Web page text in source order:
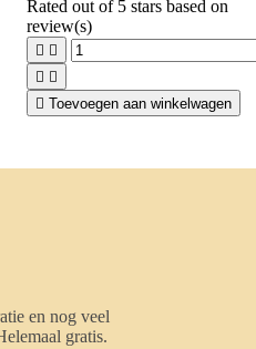
Rated out of 5 stars based on
review(s)
 
 
 Toevoegen aan winkelwagen
en nog veel
gratis.